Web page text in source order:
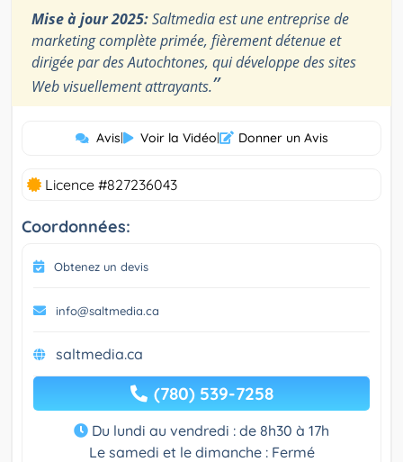
Mise à jour 2025:Saltmedia est une entreprise de
marketing complète primée, fièrement détenue et
dirigée par des Autochtones, qui développe des sites
Web visuellement attrayants.”
Avis| Voir la Vidéo| Donner un Avis
Licence #827236043
Coordonnées:
Obtenez un devis
info@saltmedia.ca
saltmedia.ca
(780) 539-7258
Du lundi au vendredi : de 8h30 à 17h
Le samedi et le dimanche : Fermé